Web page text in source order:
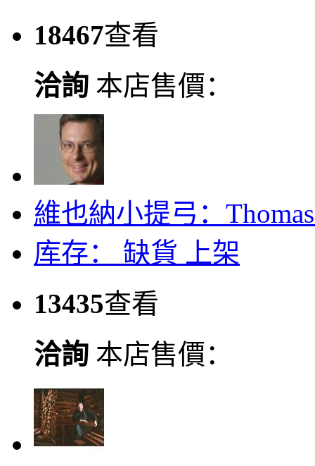
18467查看
洽詢 本店售價：
維也納小提弓：
库存： 缺貨
上架
13435查看
洽詢 本店售價：